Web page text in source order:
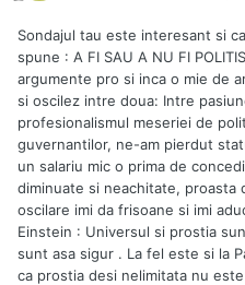
Sondajul tau este interesant si
spune : A FI SAU A NU FI
argumente pro si inca o mie de
si oscilez intre doua: Intre
profesionalismul meseriei de
guvernantilor, ne-am pierdut
un salariu mic o prima de
diminuate si neachitate, proasta
oscilare imi da frisoane si imi
Einstein : Universul si prostia
sunt asa sigur . La fel este si la
ca prostia desi nelimitata nu